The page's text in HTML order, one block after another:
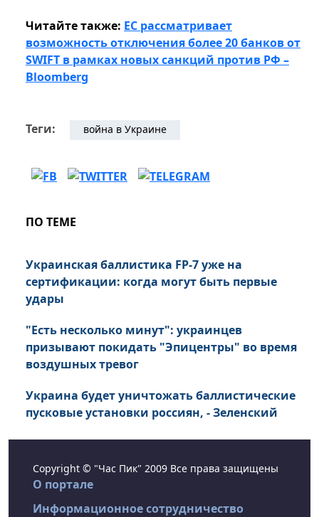
Читайте также: ЕС рассматривает
возможность отключения более 20 банков от
SWIFT в рамках новых санкций против РФ –
Bloomberg
Теги: война в Украине
ПО ТЕМЕ
Украинская баллистика FP-7 уже на
сертификации: когда могут быть первые
удары
"Есть несколько минут": украинцев
призывают покидать "Эпицентры" во время
воздушных тревог
Украина будет уничтожать баллистические
пусковые установки россиян, - Зеленский
Copyright © "Час Пик" 2009 Все права защищены
О портале
Информационное сотрудничество